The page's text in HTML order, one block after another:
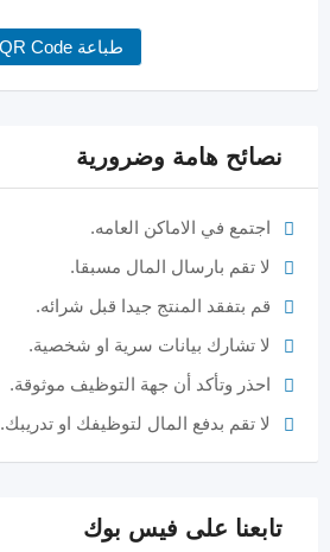
طباعة QR Code
نصائح هامة وضرورية
اجتمع في الاماكن العامه.
لا تقم بارسال المال مسبقا.
قم بتفقد المنتج جيدا قبل شرائه.
لا تشارك بيانات سرية او شخصية.
احذر وتأكد أن جهة التوظيف موثوقة.
لا تقم بدفع المال لتوظيفك او تدريبك.
تابعنا على فيس بوك